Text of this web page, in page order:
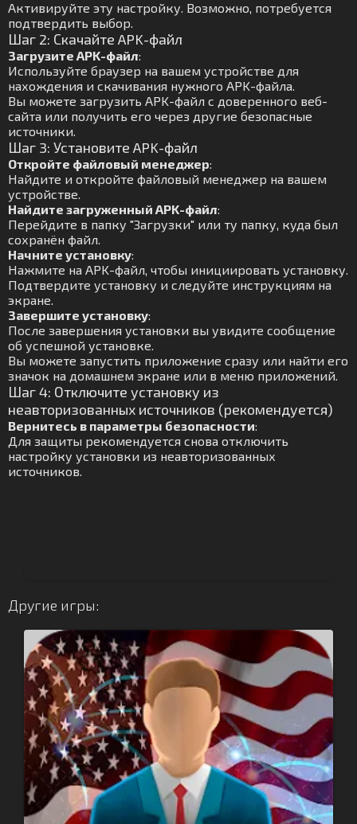
Активируйте эту настройку. Возможно, потребуется
подтвердить выбор.
Шаг 2: Скачайте APK-файл
Загрузите APK-файл:
Используйте браузер на вашем устройстве для
нахождения и скачивания нужного APK-файла.
Вы можете загрузить APK-файл с доверенного веб-
сайта или получить его через другие безопасные
источники.
Шаг 3: Установите APK-файл
Откройте файловый менеджер:
Найдите и откройте файловый менеджер на вашем
устройстве.
Найдите загруженный APK-файл:
Перейдите в папку "Загрузки" или ту папку, куда был
сохранён файл.
Начните установку:
Нажмите на APK-файл, чтобы инициировать установку.
Подтвердите установку и следуйте инструкциям на
экране.
Завершите установку:
После завершения установки вы увидите сообщение
об успешной установке.
Вы можете запустить приложение сразу или найти его
значок на домашнем экране или в меню приложений.
Шаг 4: Отключите установку из
неавторизованных источников (рекомендуется)
Вернитесь в параметры безопасности:
Для защиты рекомендуется снова отключить
настройку установки из неавторизованных
источников.
Другие игры: